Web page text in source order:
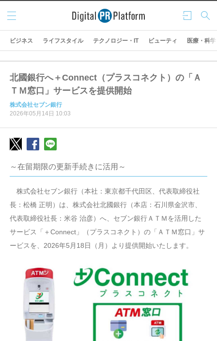
ログ
イン
検索
メニ
ュー
ビジネス ライフスタイル テクノロジー・IT ビューティ 医療・科学
北國銀行へ＋Connect（プラスコネクト）の「Ａ
ＴＭ窓口」サービスを提供開始
株式会社セブン銀行
2026年05月14日 10:03
～在留期限の更新手続きに活用～
株式会社セブン銀行（本社：東京都千代田区、代表取締役社
長：松橋 正明）は、株式会社北國銀行（本店：石川県金沢市、
代表取締役社長：米谷 治彦）へ、セブン銀行ＡＴＭを活用した
サービス「＋Connect」（プラスコネクト）の「ＡＴＭ窓口」サ
ービスを、2026年5月18日（月）より提供開始いたします。